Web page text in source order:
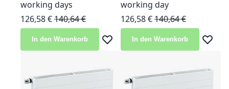
working days
Sonderangebot
126,58 €Normalpreis
140,64 €
In den Warenkorb Zur Wunschliste hinzufügen
working day
Sonderangebot
126,58 €Normalpreis
140,64 €
In den Warenkorb Zur